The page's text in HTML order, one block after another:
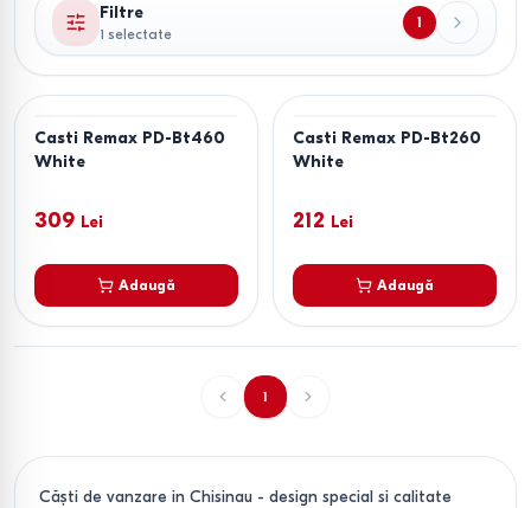
Filtre
1 selectate
1
Casti Remax PD-Bt460
White
309 Lei
Adaugă
Casti Remax PD-Bt260
White
212 Lei
Adaugă
1
Căşti de vanzare in Chisinau - design special si calitate